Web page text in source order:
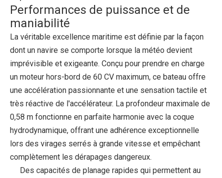
Performances de puissance et de
maniabilité
La véritable excellence maritime est définie par la façon
dont un navire se comporte lorsque la météo devient
imprévisible et exigeante. Conçu pour prendre en charge
un moteur hors-bord de 60 CV maximum, ce bateau offre
une accélération passionnante et une sensation tactile et
très réactive de l'accélérateur. La profondeur maximale de
0,58 m fonctionne en parfaite harmonie avec la coque
hydrodynamique, offrant une adhérence exceptionnelle
lors des virages serrés à grande vitesse et empêchant
complètement les dérapages dangereux.
Des capacités de planage rapides qui permettent au